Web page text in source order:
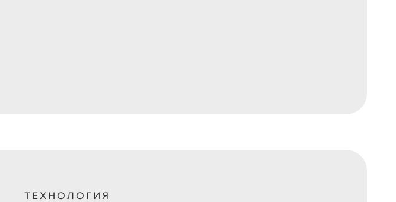
ТЕХНОЛОГИЯ